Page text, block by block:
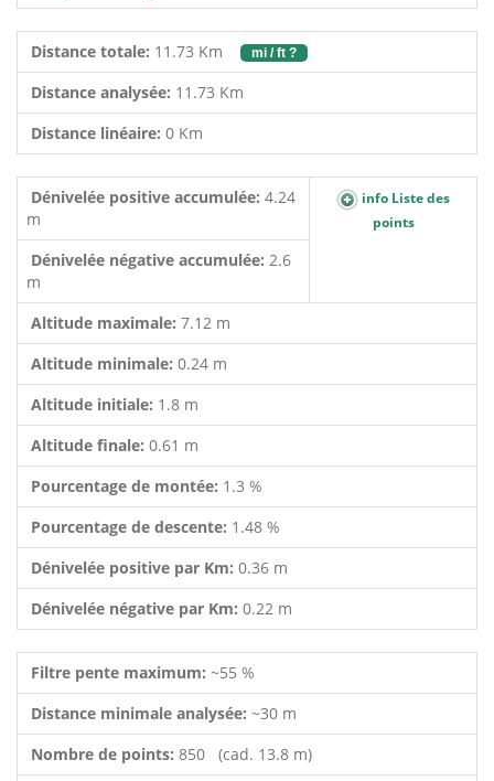
Distance totale: 11.73 Km mi / ft ?
Distance analysée: 11.73 Km
Distance linéaire: 0 Km
Dénivelée positive accumulée: 4.24
m
info Liste des
points
Dénivelée négative accumulée: 2.6
m
Altitude maximale: 7.12 m
Altitude minimale: 0.24 m
Altitude initiale: 1.8 m
Altitude finale: 0.61 m
Pourcentage de montée: 1.3 %
Pourcentage de descente: 1.48 %
Dénivelée positive par Km: 0.36 m
Dénivelée négative par Km: 0.22 m
Filtre pente maximum: ~55 %
Distance minimale analysée: ~30 m
Nombre de points: 850 (cad. 13.8 m)